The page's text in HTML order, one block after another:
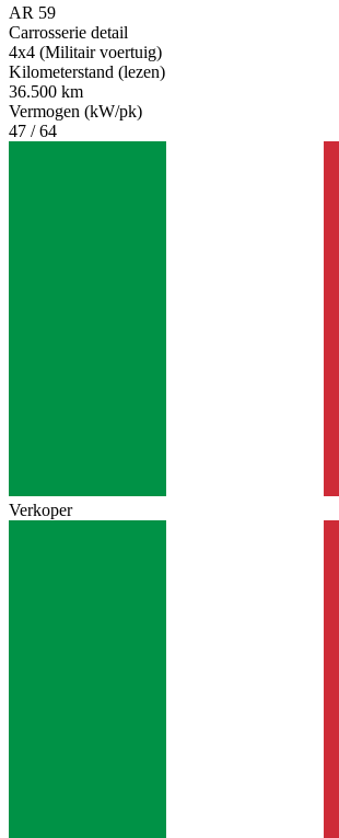
AR 59
Carrosserie detail
4x4 (Militair voertuig)
Kilometerstand (lezen)
36.500 km
Vermogen (kW/pk)
47 / 64
Verkoper